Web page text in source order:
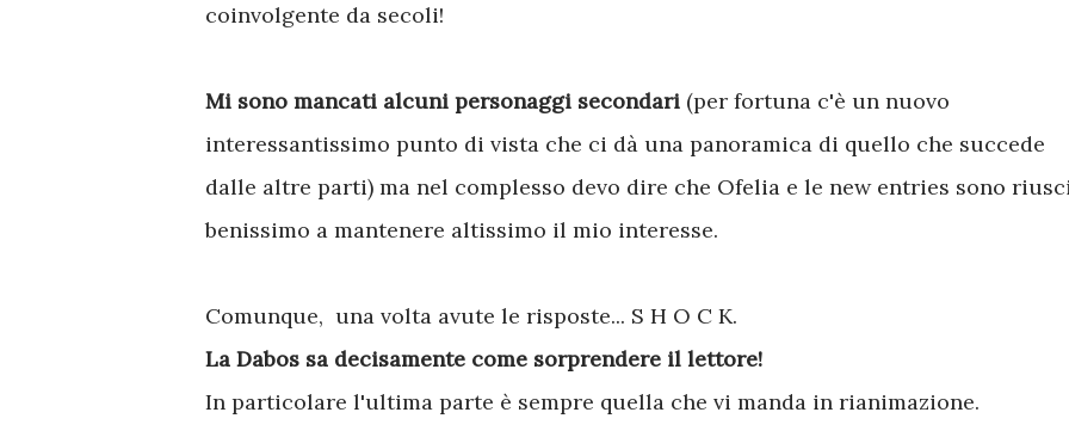
coinvolgente da secoli!
Mi sono mancati alcuni personaggi secondari (per fortuna c'è un nuovo
interessantissimo punto di vista che ci dà una panoramica di quello che succede
dalle altre parti) ma nel complesso devo dire che Ofelia e le new entries sono
benissimo a mantenere altissimo il mio interesse.
Comunque, una volta avute le risposte... S H O C K.
La Dabos sa decisamente come sorprendere il lettore!
In particolare l'ultima parte è sempre quella che vi manda in rianimazione.